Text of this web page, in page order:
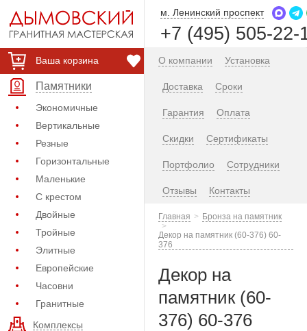
Ваша корзина
Памятники
Экономичные
Вертикальные
Резные
Горизонтальные
Маленькие
С крестом
Двойные
Тройные
Элитные
Европейские
Часовни
Гранитные
Комплексы
м. Ленинский проспект
+7 (495) 505-22-
О компании Установка
Доставка Сроки
Гарантия Оплата
Скидки Сертификаты
Портфолио Сотрудники
Отзывы Контакты
Главная
Бронза на памятник
Декор на памятник (60-376) 60-
376
Декор на
памятник (60-
376) 60-376